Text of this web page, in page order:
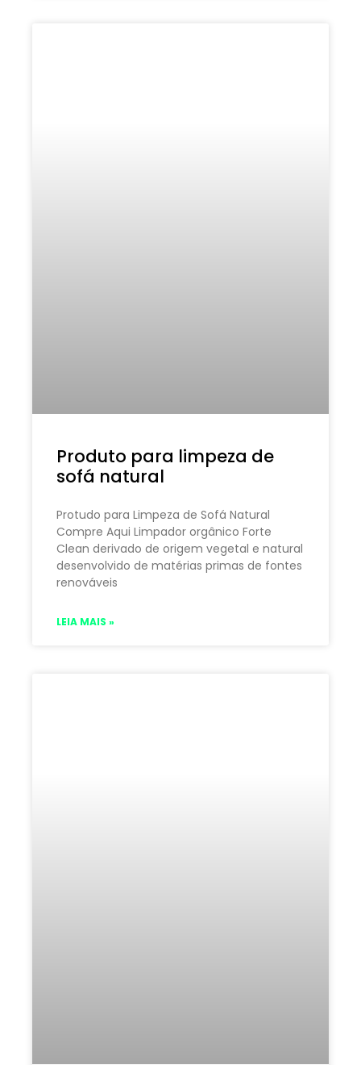
Produto para limpeza de
sofá natural
Protudo para Limpeza de Sofá Natural
Compre Aqui Limpador orgânico Forte
Clean derivado de origem vegetal e natural
desenvolvido de matérias primas de fontes
renováveis
LEIA MAIS »